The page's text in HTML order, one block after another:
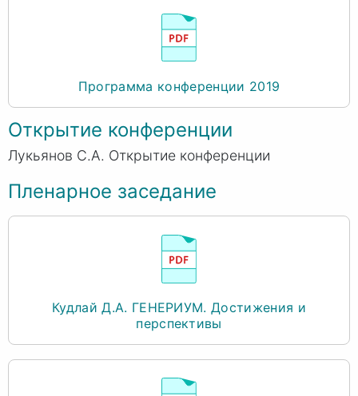
Программа конференции 2019
Открытие конференции
Лукьянов С.А. Открытие конференции
Пленарное заседание
Кудлай Д.А. ГЕНЕРИУМ. Достижения и
перспективы